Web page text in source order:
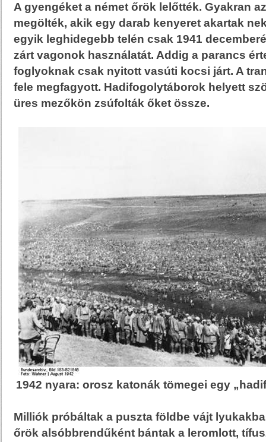
A gyengéket a német őrök lelőtték. Gyakran
megölték, akik egy darab kenyeret akartak
egyik leghidegebb telén csak 1941
zárt vagonok használatát. Addig a parancs
foglyoknak csak nyitott vasúti kocsi járt. A
fele megfagyott. Hadifogolytáborok helyett
üres mezőkön zsúfolták őket össze.
1942 nyara: orosz katonák tömegei egy
Milliók próbáltak a puszta földbe vájt
őrök alsóbbrendűként bántak a leromlott,